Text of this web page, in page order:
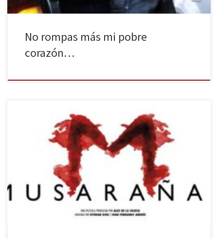
No rompas más mi pobre
corazón…
Los directores Esteban Roel y Juan Fernando Andrés nos
presentan en exclusiva su próximo estreno Musarañas, un thriller
psicológico que encierra una historia que no dejará indiferente a
nadie. Y lo hacen acompañados por su productor, Álex de la
Iglesia, en la primera cinta que financia con su nueva productora,
[…]